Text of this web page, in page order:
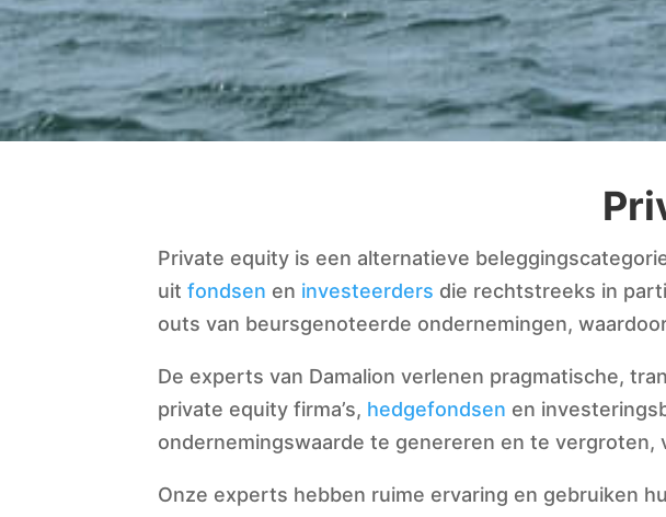
Private equity is een alternatieve
uitfondsen en investeerders die rechtstreeks in
outs van beursgenoteerde ondernemingen,
De experts van Damalion verlenen pragmatische,
private equity firma’s, hedgefondsen en
ondernemingswaarde te genereren en te vergroten,
Onze experts hebben ruime ervaring en gebruiken